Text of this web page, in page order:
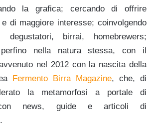
la grafica; cercando di offrire
di maggiore interesse; coinvolgendo
degustatori, birrai, homebrewers;
perfino nella natura stessa, con il
nel 2012 con la nascita della
Fermento Birra Magazine, che, di
la metamorfosi a portale di
con news, guide e articoli di